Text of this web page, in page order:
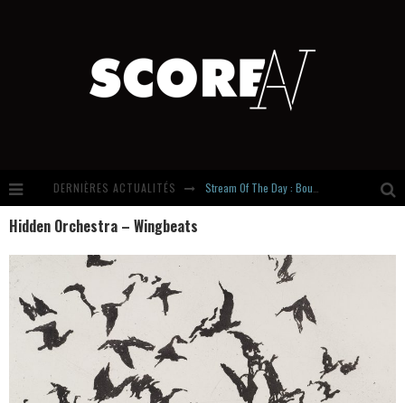
DERNIÈRES ACTUALITÉS
Hardcore, Actually. Meet Cút Lộn
Hidden Orchestra – Wingbeats